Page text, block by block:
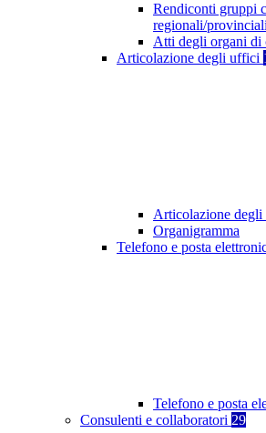
Rendiconti gruppi
regionali/provinciali
Atti degli organi di
Articolazione degli uffici
Articolazione
Organigramma
Telefono e posta
Telefono e posta
Consulenti e collaboratori 29